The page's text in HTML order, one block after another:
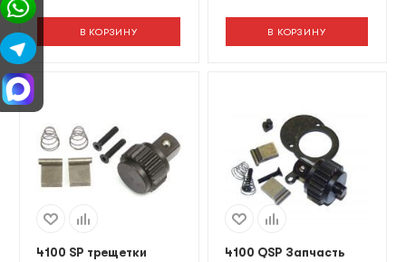
В КОРЗИНУ В КОРЗИНУ
4100 SP трещетки
4100 QSP Запчасть